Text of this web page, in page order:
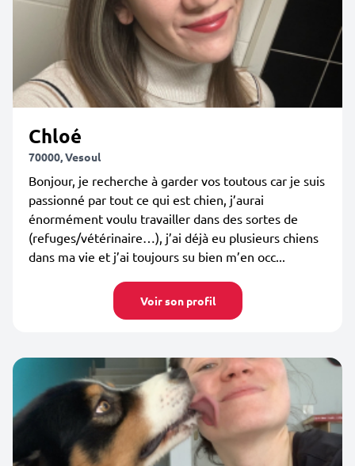
Chloé
70000, Vesoul
Bonjour, je recherche à garder vos toutous car je suis
passionné par tout ce qui est chien, j’aurai
énormément voulu travailler dans des sortes de
(refuges/vétérinaire…), j’ai déjà eu plusieurs chiens
dans ma vie et j’ai toujours su bien m’en occ...
Voir son profil